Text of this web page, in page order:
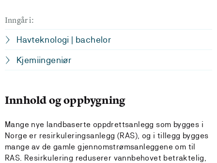
Inngår i:
Havteknologi | bachelor
Kjemiingeniør
Innhold og oppbygning
Mange nye landbaserte oppdrettsanlegg som bygges i
Norge er resirkuleringsanlegg (RAS), og i tillegg bygges
mange av de gamle gjennomstrømsanleggene om til
RAS. Resirkulering reduserer vannbehovet betraktelig,